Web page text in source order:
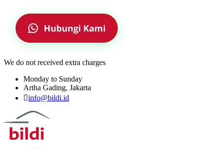
We do not received extra charges
Monday to Sunday
Artha Gading, Jakarta
info@bildi.id